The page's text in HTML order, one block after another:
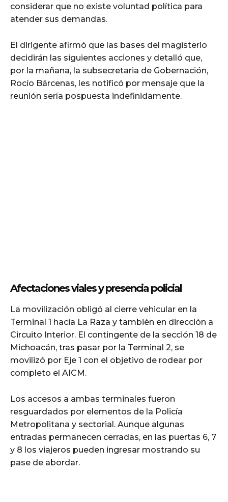
considerar que no existe voluntad política para
atender sus demandas.
El dirigente afirmó que las bases del magisterio
decidirán las siguientes acciones y detalló que,
por la mañana, la subsecretaria de Gobernación,
Rocío Bárcenas, les notificó por mensaje que la
reunión sería pospuesta indefinidamente.
Afectaciones viales y presencia policial
La movilización obligó al cierre vehicular en la
Terminal 1 hacia La Raza y también en dirección a
Circuito Interior. El contingente de la sección 18 de
Michoacán, tras pasar por la Terminal 2, se
movilizó por Eje 1 con el objetivo de rodear por
completo el AICM.
Los accesos a ambas terminales fueron
resguardados por elementos de la Policía
Metropolitana y sectorial. Aunque algunas
entradas permanecen cerradas, en las puertas 6, 7
y 8 los viajeros pueden ingresar mostrando su
pase de abordar.